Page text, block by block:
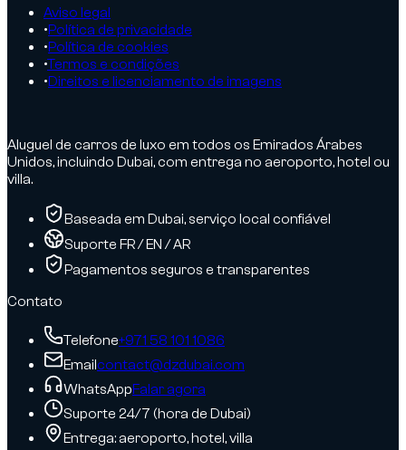
Aviso legal
•Política de privacidade
•Política de cookies
•Termos e condições
•Direitos e licenciamento de imagens
Aluguel de carros de luxo em todos os Emirados Árabes
Unidos, incluindo Dubai, com entrega no aeroporto, hotel ou
villa.
Baseada em Dubai, serviço local confiável
Suporte FR / EN / AR
Pagamentos seguros e transparentes
Contato
Telefone+971 58 101 1086
Emailcontact@dzdubai.com
WhatsAppFalar agora
Suporte 24/7 (hora de Dubai)
Entrega: aeroporto, hotel, villa